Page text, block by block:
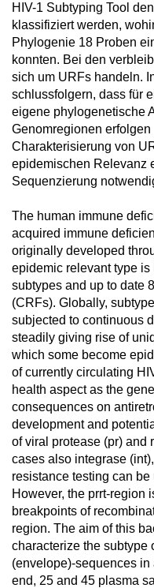
HIV-1 Subtyping Tool
klassifiziert werden,
Phylogenie 18 Proben
konnten. Bei den
sich um URFs handeln.
schlussfolgern, dass für
eigene phylogenetische
Genomregionen
Charakterisierung von
epidemischen Relevanz
Sequenzierung
The human immune
acquired immune
originally developed
epidemic relevant type
subtypes and up to date
(CRFs). Globally,
subjected to continuous
steadily giving rise of
which some become
of currently circulating
health aspect as the
consequences on
development and
of viral protease (pr) and
cases also integrase
resistance testing can
However, the prrt-region
breakpoints of
region. The aim of this
characterize the subtype
(envelope)-sequences
end, 25 and 45 plasma